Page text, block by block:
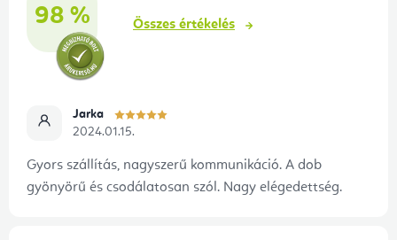
98 % Összes értékelés
Jarka
2024.01.15.
Gyors szállítás, nagyszerű kommunikáció. A dob
gyönyörű és csodálatosan szól. Nagy elégedettség.